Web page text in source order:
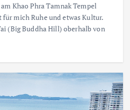
Khao Phra Tamnak Tempel
für mich Ruhe und etwas Kultur.
(Big Buddha Hill) oberhalb von